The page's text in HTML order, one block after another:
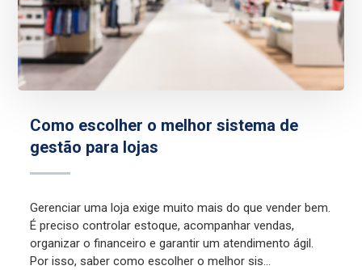
Como escolher o melhor sistema de
gestão para lojas
Gerenciar uma loja exige muito mais do que vender bem.
É preciso controlar estoque, acompanhar vendas,
organizar o financeiro e garantir um atendimento ágil.
Por isso, saber como escolher o melhor sis...